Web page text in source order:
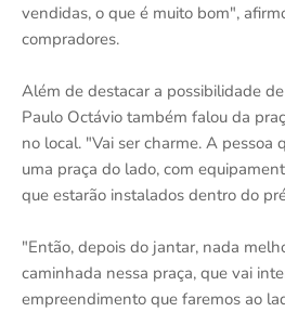
vendidas, o que é muito bom",
compradores.
Além de destacar a possibilidade
Paulo Octávio também falou da
no local. "Vai ser charme. A pessoa
uma praça do lado, com
que estarão instalados dentro do
"Então, depois do jantar, nada
caminhada nessa praça, que vai
empreendimento que faremos ao